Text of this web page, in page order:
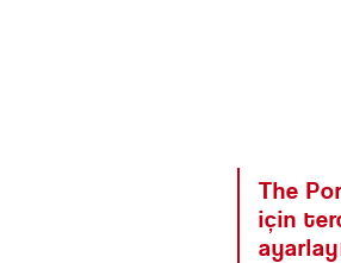
The
için